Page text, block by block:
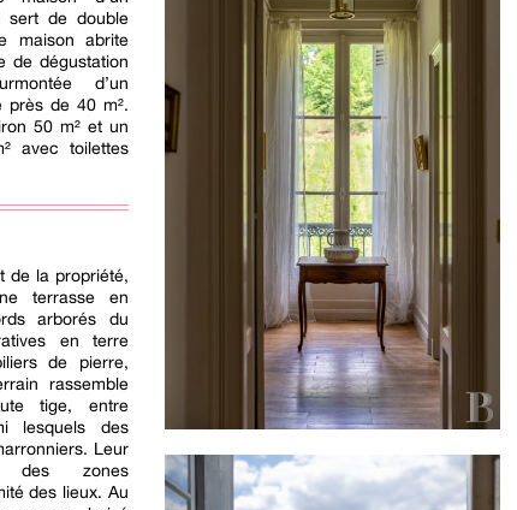
sert de double
maison abrite
de dégustation
d’un
près de 40 m².
50 m² et un
avec toilettes
de la propriété,
terrasse en
arborés du
en terre
de pierre,
rassemble
tige, entre
lesquels des
Leur
des zones
des lieux. Au